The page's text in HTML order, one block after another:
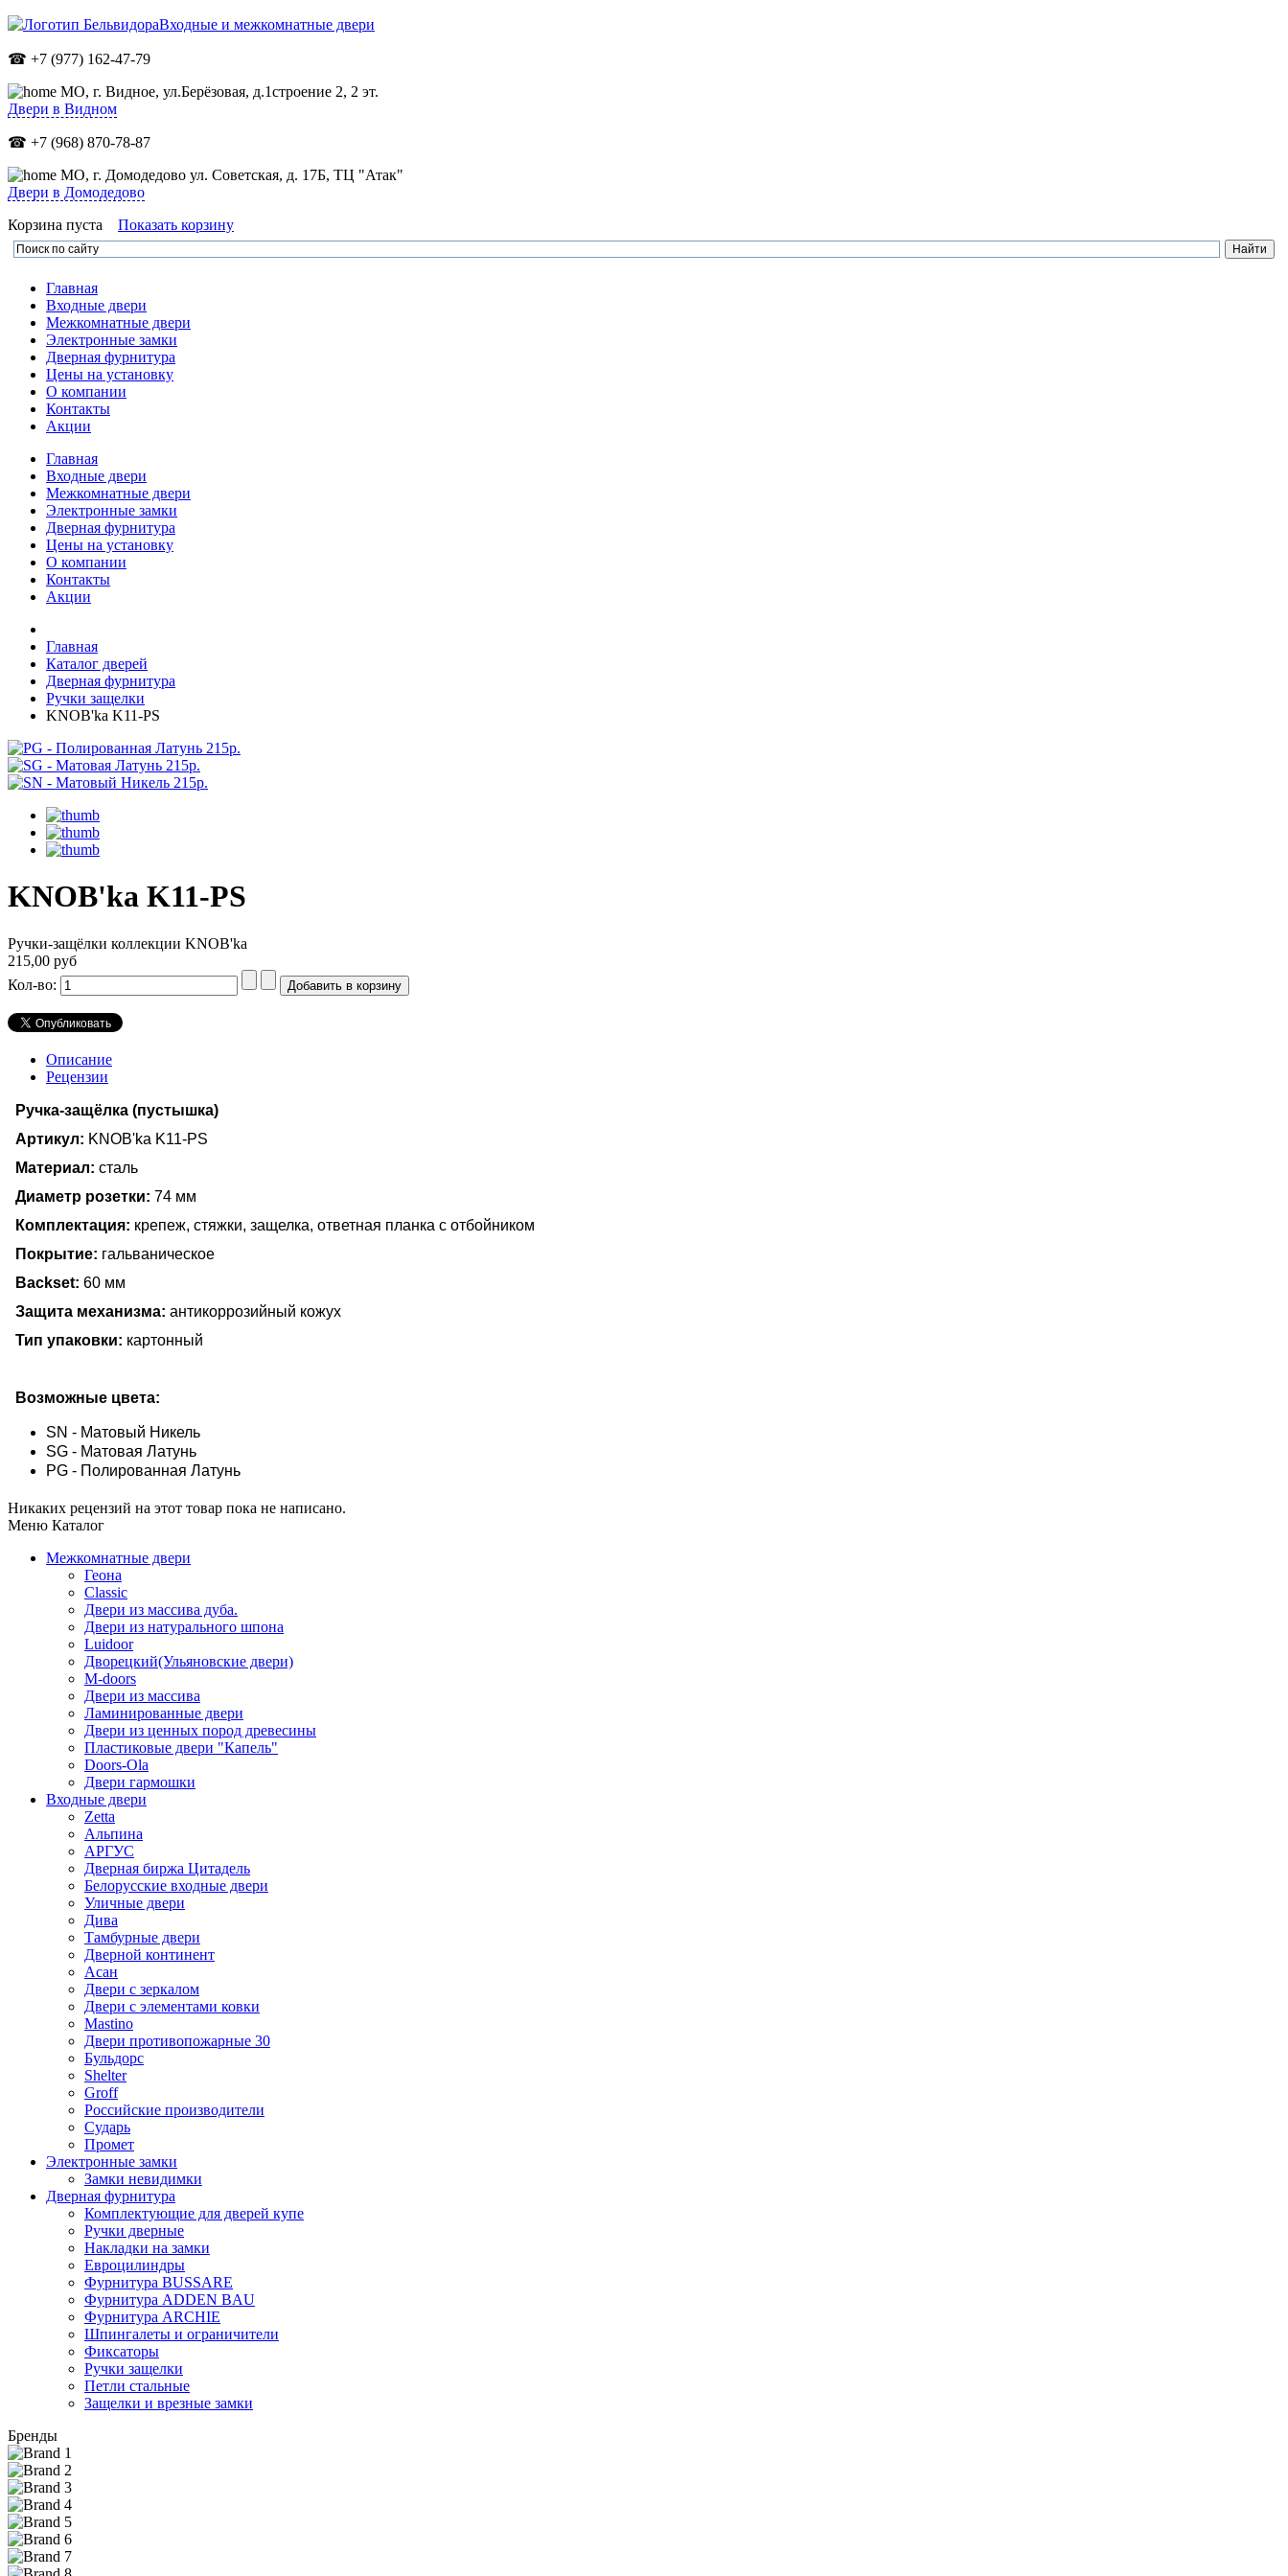
Входные и межкомнатные двери
☎ +7 (977) 162-47-79
МО, г. Видное, ул.Берёзовая, д.1строение 2, 2 эт.
Двери в Видном
☎ +7 (968) 870-78-87
МО, г. Домодедово ул. Советская, д. 17Б, ТЦ "Атак"
Двери в Домодедово
Корзина пуста
Показать корзину
Главная
Входные двери
Межкомнатные двери
Электронные замки
Дверная фурнитура
Цены на установку
О компании
Контакты
Акции
Главная
Входные двери
Межкомнатные двери
Электронные замки
Дверная фурнитура
Цены на установку
О компании
Контакты
Акции
Главная
Каталог дверей
Дверная фурнитура
Ручки защелки
KNOB'ka K11-PS
KNOB'ka K11-PS
Ручки-защёлки коллекции KNOB'ka
215,00 руб
Кол-во:
Описание
Рецензии
Ручка-защёлка (пустышка)
Артикул: KNOB'ka K11-PS
Материал: сталь
Диаметр розетки: 74 мм
Комплектация: крепеж, стяжки, защелка, ответная планка с отбойником
Покрытие: гальваническое
Backset: 60 мм
Защита механизма: антикоррозийный кожух
Тип упаковки: картонный
Возможные цвета:
SN - Матовый Никель
SG - Матовая Латунь
PG - Полированная Латунь
Никаких рецензий на этот товар пока не написано.
Меню Каталог
Межкомнатные двери
Геона
Classic
Двери из массива дуба.
Двери из натурального шпона
Luidoor
Дворецкий(Ульяновские двери)
M-doors
Двери из массива
Ламинированные двери
Двери из ценных пород древесины
Пластиковые двери "Капель"
Doors-Ola
Двери гармошки
Входные двери
Zetta
Альпина
АРГУС
Дверная биржа Цитадель
Белорусские входные двери
Уличные двери
Дива
Тамбурные двери
Дверной континент
Асан
Двери с зеркалом
Двери с элементами ковки
Mastino
Двери противопожарные 30
Бульдорс
Shelter
Groff
Российские производители
Сударь
Промет
Электронные замки
Замки невидимки
Дверная фурнитура
Комплектующие для дверей купе
Ручки дверные
Накладки на замки
Евроцилиндры
Фурнитура BUSSARE
Фурнитура ADDEN BAU
Фурнитура ARCHIE
Шпингалеты и ограничители
Фиксаторы
Ручки защелки
Петли стальные
Защелки и врезные замки
Бренды